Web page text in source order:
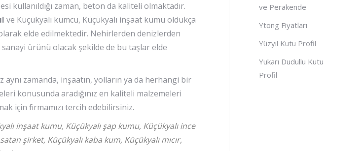
kullanıldığı zaman, beton da kaliteli olmaktadır.
ve Küçükyalı kumcu, Küçükyalı inşaat kumu oldukça
elde edilmektedir. Nehirlerden denizlerden
ürünü olacak şekilde de bu taşlar elde
zamanda, inşaatın, yolların ya da herhangi bir
konusunda aradığınız en kaliteli malzemeleri
için firmamızı tercih edebilirsiniz.
inşaat kumu, Küçükyalı şap kumu, Küçükyalı ince
şirket, Küçükyalı kaba kum, Küçükyalı mıcır,
ve Perakende
Ytong Fiyatları
Yüzyıl Kutu Profil
Yukarı Dudullu Kutu
Profil